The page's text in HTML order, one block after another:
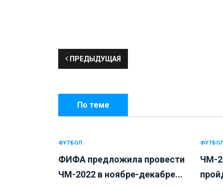
ПРЕДЫДУЩАЯ
По теме
ФУТБОЛ
ФИФА предложила провести
ЧМ-2022 в ноябре-декабре...
ФУТБОЛ
ЧМ-